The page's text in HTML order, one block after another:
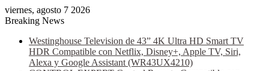
viernes, agosto 7 2026
Breaking News
Westinghouse Television de 43” 4K Ultra HD Smart TV
HDR Compatible con Netflix, Disney+, Apple TV, Siri,
Alexa y Google Assistant (WR43UX4210)